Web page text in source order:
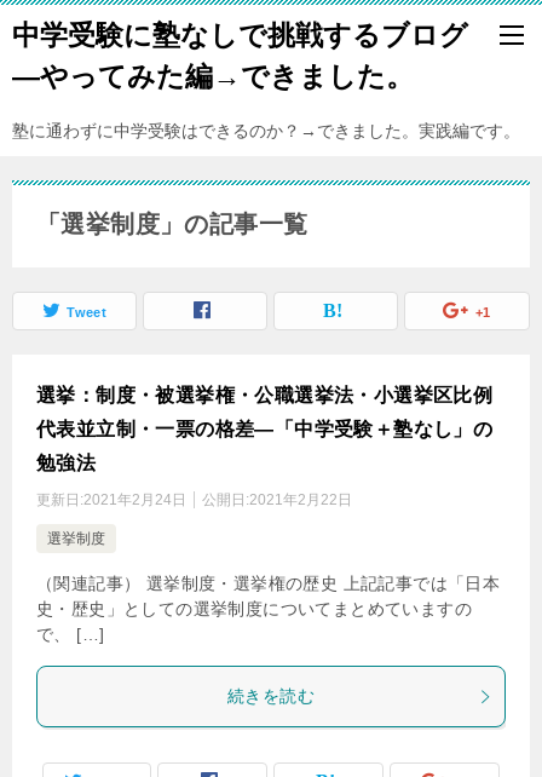
中学受験に塾なしで挑戦するブログ
―やってみた編→できました。
塾に通わずに中学受験はできるのか？→できました。実践編です。
「選挙制度」の記事一覧
Tweet +1
選挙：制度・被選挙権・公職選挙法・小選挙区比例
代表並立制・一票の格差―「中学受験＋塾なし」の
勉強法
更新日:2021年2月24日 公開日:2021年2月22日
選挙制度
（関連記事） 選挙制度・選挙権の歴史 上記記事では「日本
史・歴史」としての選挙制度についてまとめていますの
で、 […]
続きを読む